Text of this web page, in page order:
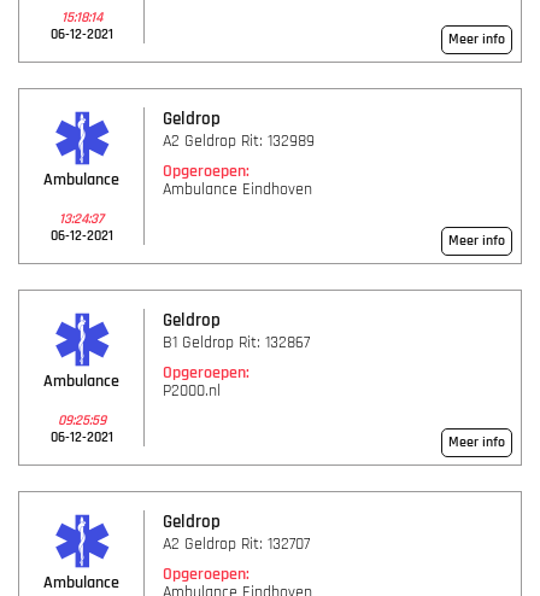
15:18:14
06-12-2021
Meer info
Ambulance
13:24:37
06-12-2021
Geldrop
A2 Geldrop Rit: 132989
Opgeroepen:
Ambulance Eindhoven
Meer info
Ambulance
09:25:59
06-12-2021
Geldrop
B1 Geldrop Rit: 132867
Opgeroepen:
P2000.nl
Meer info
Ambulance
Geldrop
A2 Geldrop Rit: 132707
Opgeroepen: